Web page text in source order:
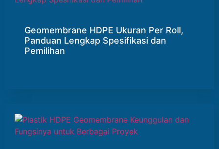
Geomembrane HDPE Ukuran Per Roll,
Panduan Lengkap Spesifikasi dan
Pemilihan